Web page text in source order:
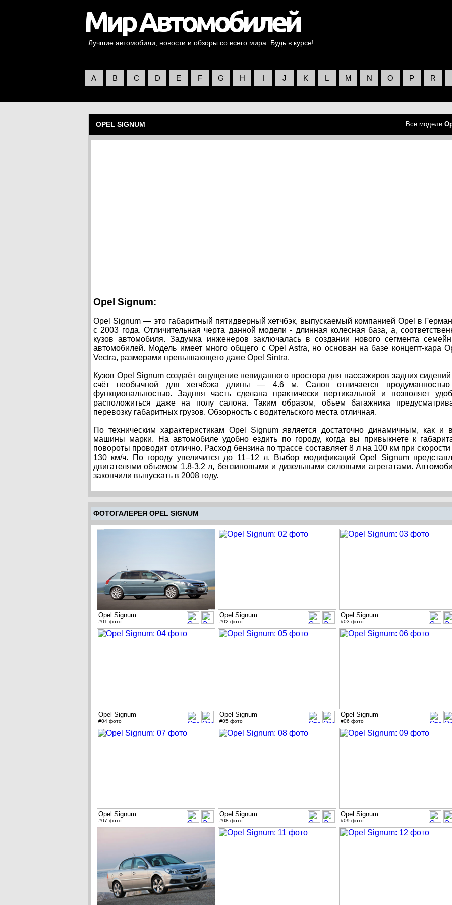
Лучшие автомобили, новости и обзоры со всего мира. Будь в курсе!
A B C D E F G H I J K L M N O P R
OPEL SIGNUM Все модели
Opel Signum:
Opel Signum — это габаритный пятидверный хетчбэк, выпускаемый компанией Opel в
с 2003 года. Отличительная черта данной модели - длинная колесная база, а,
кузов автомобиля. Задумка инженеров заключалась в создании нового сегмента
автомобилей. Модель имеет много общего с Opel Astra, но основан на базе концепт-кара
Vectra, размерами превышающего даже Opel Sintra.
Кузов Opel Signum создаёт ощущение невиданного простора для пассажиров задних сидений
счёт необычной для хетчбэка длины — 4.6 м. Салон отличается
функциональностью. Задняя часть сделана практически вертикальной и позволяет
расположиться даже на полу салона. Таким образом, объем багажника
перевозку габаритных грузов. Обзорность с водительского места отличная.
По техническим характеристикам Opel Signum является достаточно динамичным, как и
машины марки. На автомобиле удобно ездить по городу, когда вы привыкнете к
повороты проводит отлично. Расход бензина по трассе составляет 8 л на 100 км при
130 км/ч. По городу увеличится до 11–12 л. Выбор модификаций Opel Signum
двигателями объемом 1.8-3.2 л, бензиновыми и дизельными силовыми агрегатами.
закончили выпускать в 2008 году.
ФОТОГАЛЕРЕЯ OPEL SIGNUM
Opel Signum
#01 фото
Opel Signum
#02 фото
Opel Signum
#03 фото
Opel Signum
#04 фото
Opel Signum
#05 фото
Opel Signum
#06 фото
Opel Signum
#07 фото
Opel Signum
#08 фото
Opel Signum
#09 фото